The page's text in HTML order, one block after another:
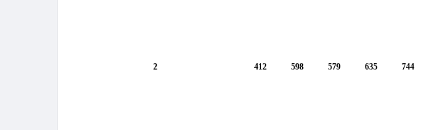
2 412 598 579 635 744